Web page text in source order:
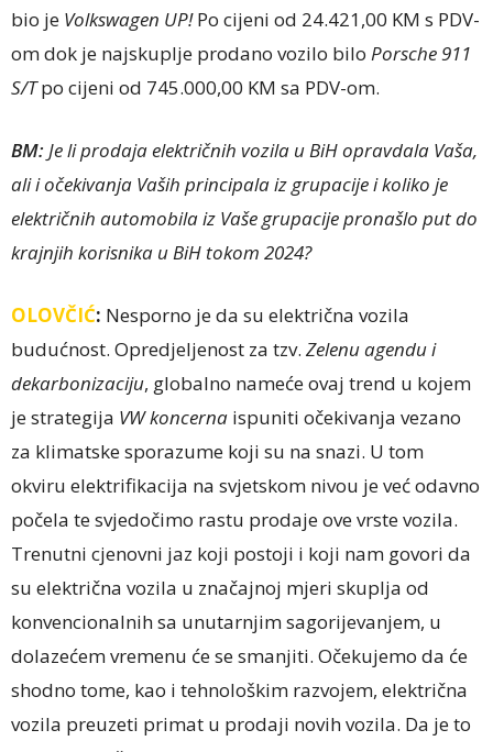
bio je Volkswagen UP!Po cijeni od 24.421,00 KM s PDV-
om dok je najskuplje prodano vozilo bilo Porsche 911
S/Tpo cijeni od 745.000,00 KM sa PDV-om.
BM: Je li prodaja električnih vozila u BiH opravdala Vaša,
ali i očekivanja Vaših principala iz grupacije i koliko je
električnih automobila iz Vaše grupacije pronašlo put do
krajnjih korisnika u BiH tokom 2024?
OLOVČIĆ: Nesporno je da su električna vozila
budućnost. Opredjeljenost za tzv. Zelenu agendu i
dekarbonizaciju, globalno nameće ovaj trend u kojem
je strategija VW koncerna ispuniti očekivanja vezano
za klimatske sporazume koji su na snazi. U tom
okviru elektrifikacija na svjetskom nivou je već odavno
počela te svjedočimo rastu prodaje ove vrste vozila.
Trenutni cjenovni jaz koji postoji i koji nam govori da
su električna vozila u značajnoj mjeri skuplja od
konvencionalnih sa unutarnjim sagorijevanjem, u
dolazećem vremenu će se smanjiti. Očekujemo da će
shodno tome, kao i tehnološkim razvojem, električna
vozila preuzeti primat u prodaji novih vozila. Da je to